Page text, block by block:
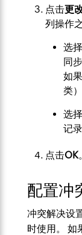
点击更
列操作
选择
同步
如
类
选
记录
点击OK。
配置冲
冲突解决设
时使用。 如